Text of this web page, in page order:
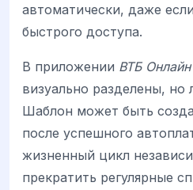
автоматически, даже
быстрого доступа.
В приложении ВТБ Онлайн
визуально разделены, но
Шаблон может быть
после успешного
жизненный цикл
прекратить регулярные